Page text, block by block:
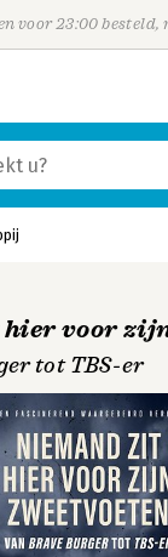
voor 23:00 besteld,
voor
tot TBS-er